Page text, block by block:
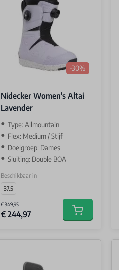
-30%
Nidecker Women's Altai
Lavender
Type: Allmountain
Flex: Medium / Stijf
Doelgroep: Dames
Sluiting: Double BOA
Beschikbaar in
37.5
€ 349,95
€ 244,97 Add to cart